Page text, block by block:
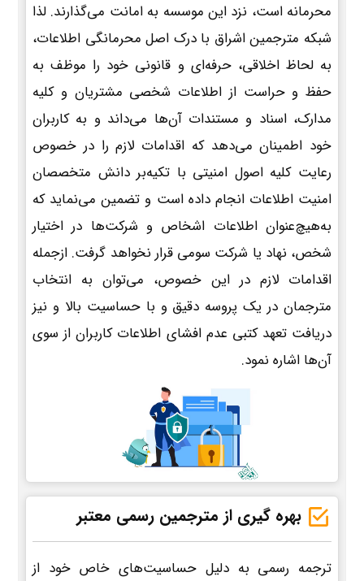
محرمانه است، نزد این موسسه به امانت می‌گذارند. لذا
شبکه مترجمین اشراق با درک اصل محرمانگی اطلاعات،
به لحاظ اخلاقی، حرفه‌ای و قانونی خود را موظف به
حفظ و حراست از اطلاعات شخصی مشتریان و کلیه
مدارک، اسناد و مستندات آن‌ها می‌داند و به کاربران
خود اطمینان می‌دهد که اقدامات لازم را در خصوص
رعایت کلیه اصول امنیتی با تکیه‌بر دانش متخصصان
امنیت اطلاعات انجام داده است و تضمین می‌نماید که
به‌هیچ‌عنوان اطلاعات اشخاص و شرکت‌ها در اختیار
شخص، نهاد یا شرکت سومی قرار نخواهد گرفت. ازجمله
اقدامات لازم در این خصوص، می‌توان به انتخاب
مترجمان در یک پروسه دقیق و با حساسیت بالا و نیز
دریافت تعهد کتبی عدم افشای اطلاعات کاربران از سوی
آن‌ها اشاره نمود.
بهره گیری از مترجمین رسمی معتبر
ترجمه رسمی به دلیل حساسیت‌های خاص خود از